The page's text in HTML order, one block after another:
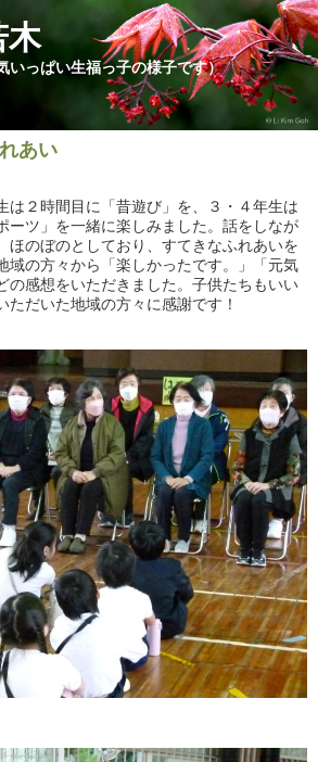
木
いっぱい生福っ子の様子です）
あい
は２時間目に「昔遊び」を、３・４年生は
ーツ」を一緒に楽しみました。話をしなが
ほのぼのとしており、すてきなふれあいを
域の方々から「楽しかったです。」「元気
の感想をいただきました。子供たちもいい
ただいた地域の方々に感謝です！